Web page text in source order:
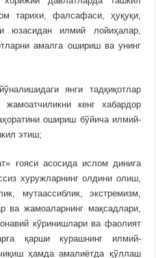
тарихи, фалсафаси, ҳуқуқи,
юзасидан илмий лойиҳалар,
амалга ошириш ва унинг
янги тадқиқотлар
кенг хабардор
ошириш бўйича илмий-
этиш;
ғояси асосида ислом динига
хуружларнинг олдини олиш,
мутаассиблик, экстремизм,
ва жамоаларнинг мақсадлари,
кўринишлари ва фаолият
қарши курашнинг илмий-
ҳамда амалиётда қўллаш